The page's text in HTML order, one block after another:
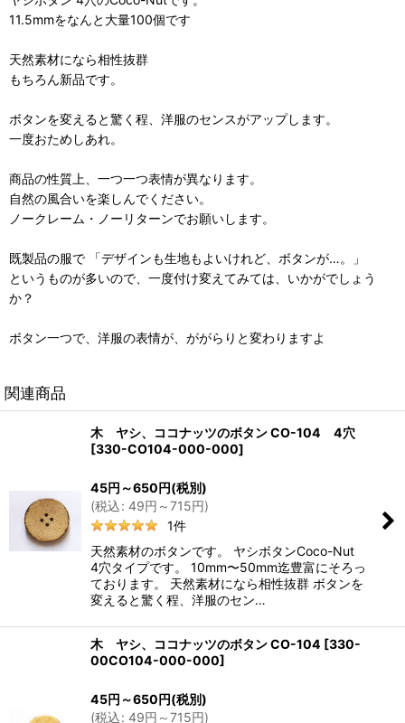
11.5mmをなんと大量100個です
天然素材になら相性抜群
もちろん新品です。
ボタンを変えると驚く程、洋服のセンスがアップします。
一度おためしあれ。
商品の性質上、一つ一つ表情が異なります。
自然の風合いを楽しんでください。
ノークレーム・ノーリターンでお願いします。
既製品の服で 「デザインも生地もよいけれど、ボタンが…。」
というものが多いので、一度付け変えてみては、いかがでしょう
か？
ボタン一つで、洋服の表情が、ががらりと変わりますよ
関連商品
木 ヤシ、ココナッツのボタン CO-104 4穴
[330-CO104-000-000]
45円 ～650円(税別)
(税込: 49円 ～715円)
1件
天然素材のボタンです。 ヤシボタンCoco-Nut
4穴タイプです。 10mm〜50mm迄豊富にそろっ
ております。 天然素材になら相性抜群 ボタンを
変えると驚く程、洋服のセン…
木 ヤシ、ココナッツのボタン CO-104 [330-
00CO104-000-000]
45円 ～650円(税別)
(税込: 49円 ～715円)